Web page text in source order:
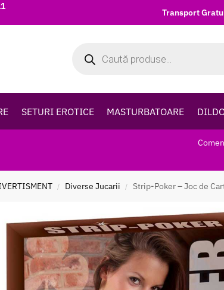
Transport
SETURI EROTICE MASTURBATOARE
/ Diverse Jucarii / Strip-Poker – Joc de